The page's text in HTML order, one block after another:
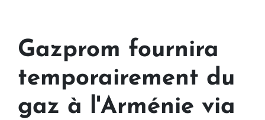
Gazprom fournira
temporairement du
gaz à l'Arménie via